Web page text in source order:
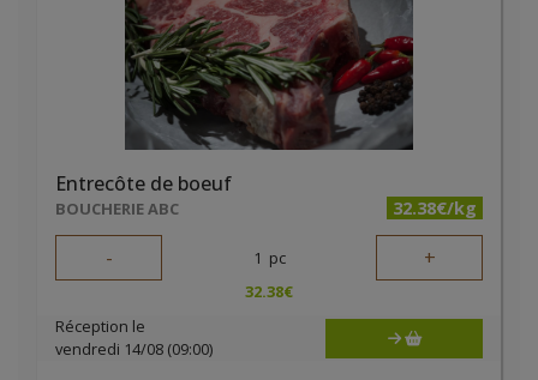
Entrecôte de boeuf
BOUCHERIE ABC 32.38€/kg
- 1 pc +
32.38€
Réception le
vendredi 14/08 (09:00)